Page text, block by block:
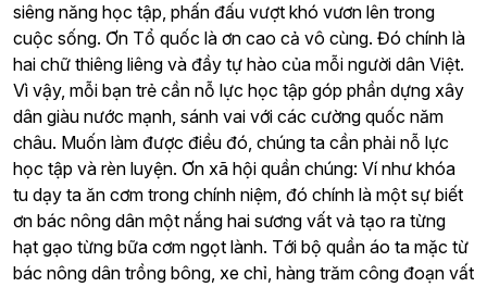
siêng năng học tập, phấn đấu vượt khó vươn lên trong
cuộc sống. Ơn Tổ quốc là ơn cao cả vô cùng. Đó chính là
hai chữ thiêng liêng và đầy tự hào của mỗi người dân Việt.
Vì vậy, mỗi bạn trẻ cần nỗ lực học tập góp phần dựng xây
dân giàu nước mạnh, sánh vai với các cường quốc năm
châu. Muốn làm được điều đó, chúng ta cần phải nỗ lực
học tập và rèn luyện. Ơn xã hội quần chúng: Ví như khóa
tu dạy ta ăn cơm trong chính niệm, đó chính là một sự biết
ơn bác nông dân một nắng hai sương vất vả tạo ra từng
hạt gạo từng bữa cơm ngọt lành. Tới bộ quần áo ta mặc từ
bác nông dân trồng bông, xe chỉ, hàng trăm công đoạn vất